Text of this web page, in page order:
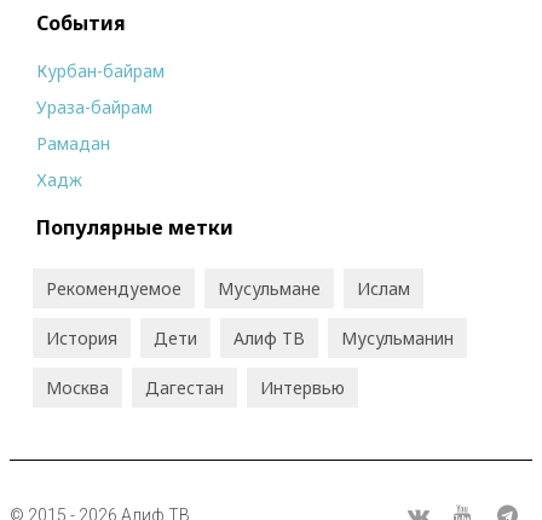
События
Курбан-байрам
Ураза-байрам
Рамадан
Хадж
Популярные метки
Рекомендуемое Мусульмане Ислам
История Дети Алиф ТВ Мусульманин
Москва Дагестан Интервью
© 2015 - 2026 Алиф ТВ